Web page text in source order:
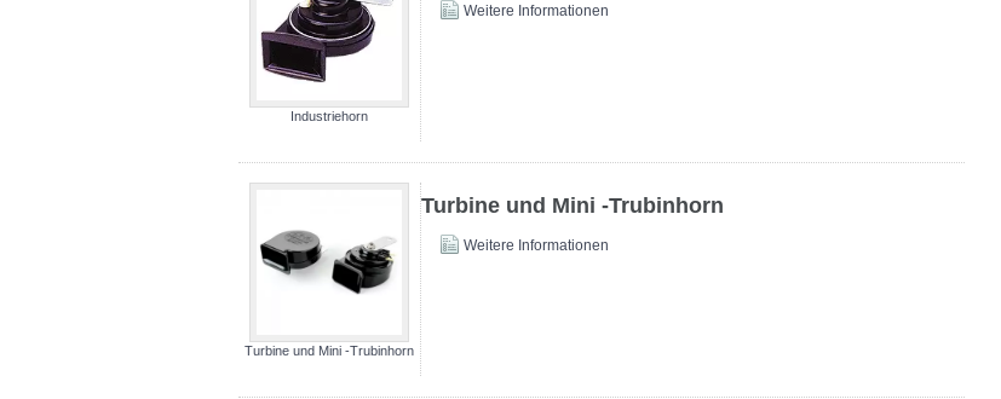
Industriehorn
Weitere Informationen
Turbine und Mini -Trubinhorn
Turbine und Mini -Trubinhorn
Weitere Informationen